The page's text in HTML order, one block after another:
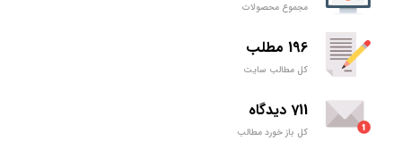
مجموع محصولات
196 مطلب
کل مطالب سایت
711 دیدگاه
کل باز خورد مطالب